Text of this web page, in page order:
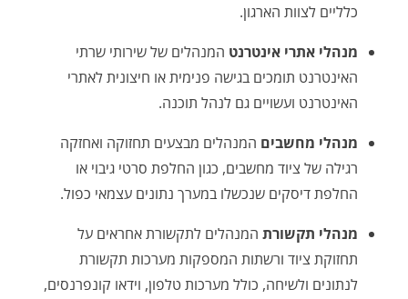
כלליים לצוות הארגון.
מנהלי אתרי אינטרנט המנהלים של שירותי שרתי
האינטרנט תומכים בגישה פנימית או חיצונית לאתרי
האינטרנט ועשויים גם לנהל תוכנה.
מנהלי מחשבים המנהלים מבצעים תחזוקה ואחזקה
רגילה של ציוד מחשבים, כגון החלפת סרטי גיבוי או
החלפת דיסקים שנכשלו במערך נתונים עצמאי כפול.
מנהלי תקשורת המנהלים לתקשורת אחראים על
תחזוקת ציוד ורשתות המספקות מערכות תקשורת
לנתונים ולשיחה, כולל מערכות טלפון, וידאו קונפרנסים,